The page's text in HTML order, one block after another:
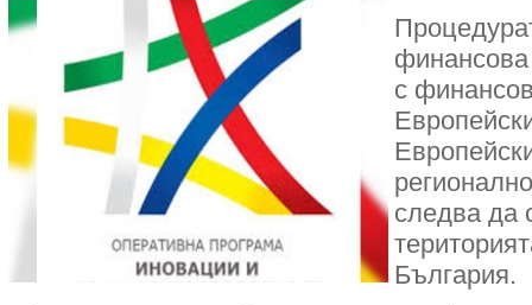
с
следва да
България.